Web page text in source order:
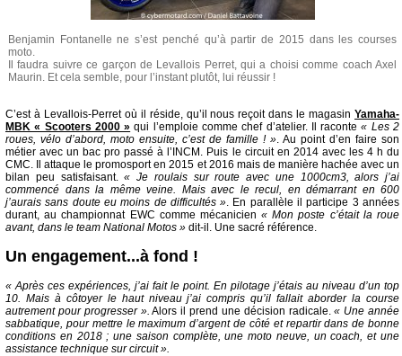
Benjamin Fontanelle ne s’est penché qu’à partir de 2015 dans les courses
moto.
Il faudra suivre ce garçon de Levallois Perret, qui a choisi comme coach Axel
Maurin. Et cela semble, pour l’instant plutôt, lui réussir !
C’est à Levallois-Perret où il réside, qu’il nous reçoit dans le magasinYamaha-
MBK « Scooters 2000 » qui l’emploie comme chef d’atelier. Il raconte« Les 2
roues, vélo d’abord, moto ensuite, c’est de famille ! ». Au point d’en faire son
métier avec un bac pro passé à l’INCM. Puis le circuit en 2014 avec les 4 h du
CMC. Il attaque le promosport en 2015 et 2016 mais de manière hachée avec un
bilan peu satisfaisant.« Je roulais sur route avec une 1000cm3, alors j’ai
commencé dans la même veine. Mais avec le recul, en démarrant en 600
j’aurais sans doute eu moins de difficultés ». En parallèle il participe 3 années
durant, au championnat EWC comme mécanicien« Mon poste c’était la roue
avant, dans le team National Motos » dit-il. Une sacré référence.
Un engagement...à fond !
« Après ces expériences, j’ai fait le point. En pilotage j’étais au niveau d’un top
10. Mais à côtoyer le haut niveau j’ai compris qu’il fallait aborder la course
autrement pour progresser ». Alors il prend une décision radicale.« Une année
sabbatique, pour mettre le maximum d’argent de côté et repartir dans de bonne
conditions en 2018 ; une saison complète, une moto neuve, un coach, et une
assistance technique sur circuit ».